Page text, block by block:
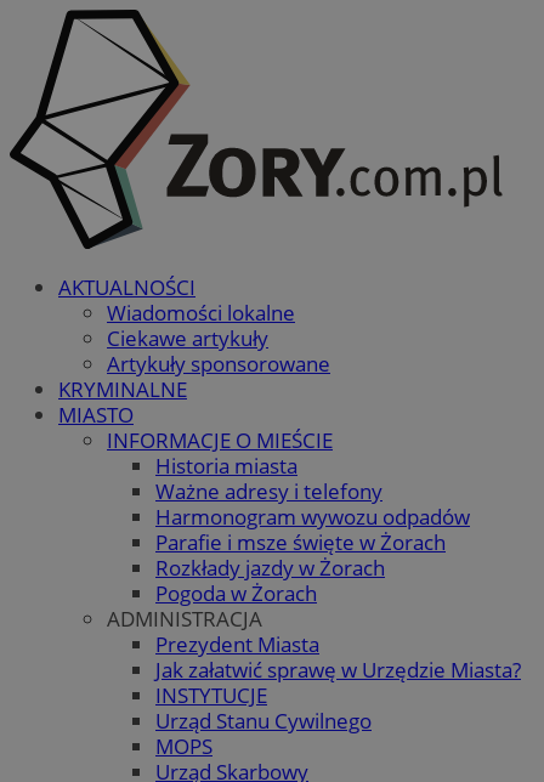
AKTUALNOŚCI
Wiadomości lokalne
Ciekawe artykuły
Artykuły sponsorowane
KRYMINALNE
MIASTO
INFORMACJE O MIEŚCIE
Historia miasta
Ważne adresy i telefony
Harmonogram wywozu odpadów
Parafie i msze święte w Żorach
Rozkłady jazdy w Żorach
Pogoda w Żorach
ADMINISTRACJA
Prezydent Miasta
Jak załatwić sprawę w Urzędzie Miasta?
INSTYTUCJE
Urząd Stanu Cywilnego
MOPS
Urząd Skarbowy